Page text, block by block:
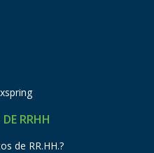
RRHH
de RR.HH.?